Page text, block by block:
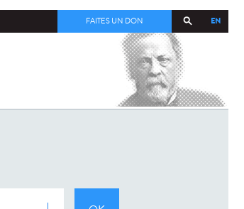
EN
FAITES UN DON
COV-2 /